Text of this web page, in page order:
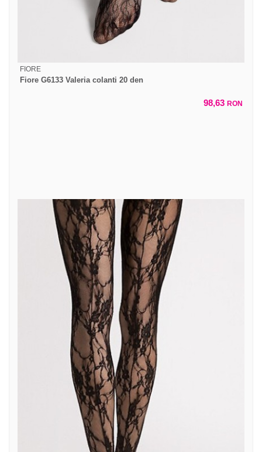
FIORE
Fiore G6133 Valeria colanti 20 den
98,63 RON